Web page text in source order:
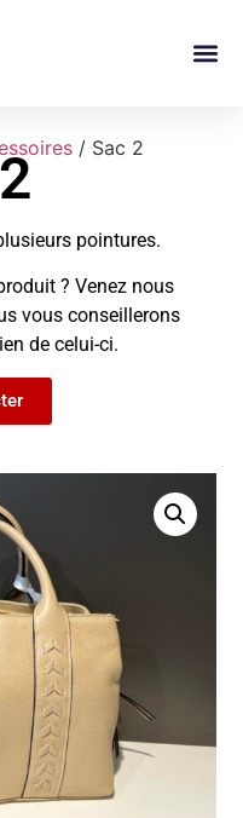
/ Sac 2
pointures.
? Venez nous
vous conseillerons
de celui-ci.